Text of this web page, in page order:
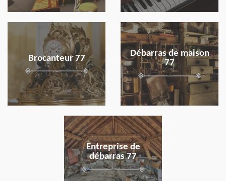
Brocanteur 77
en savoir plus
Débarras de maison
77
en savoir plus
Entreprise de
débarras 77
en savoir plus